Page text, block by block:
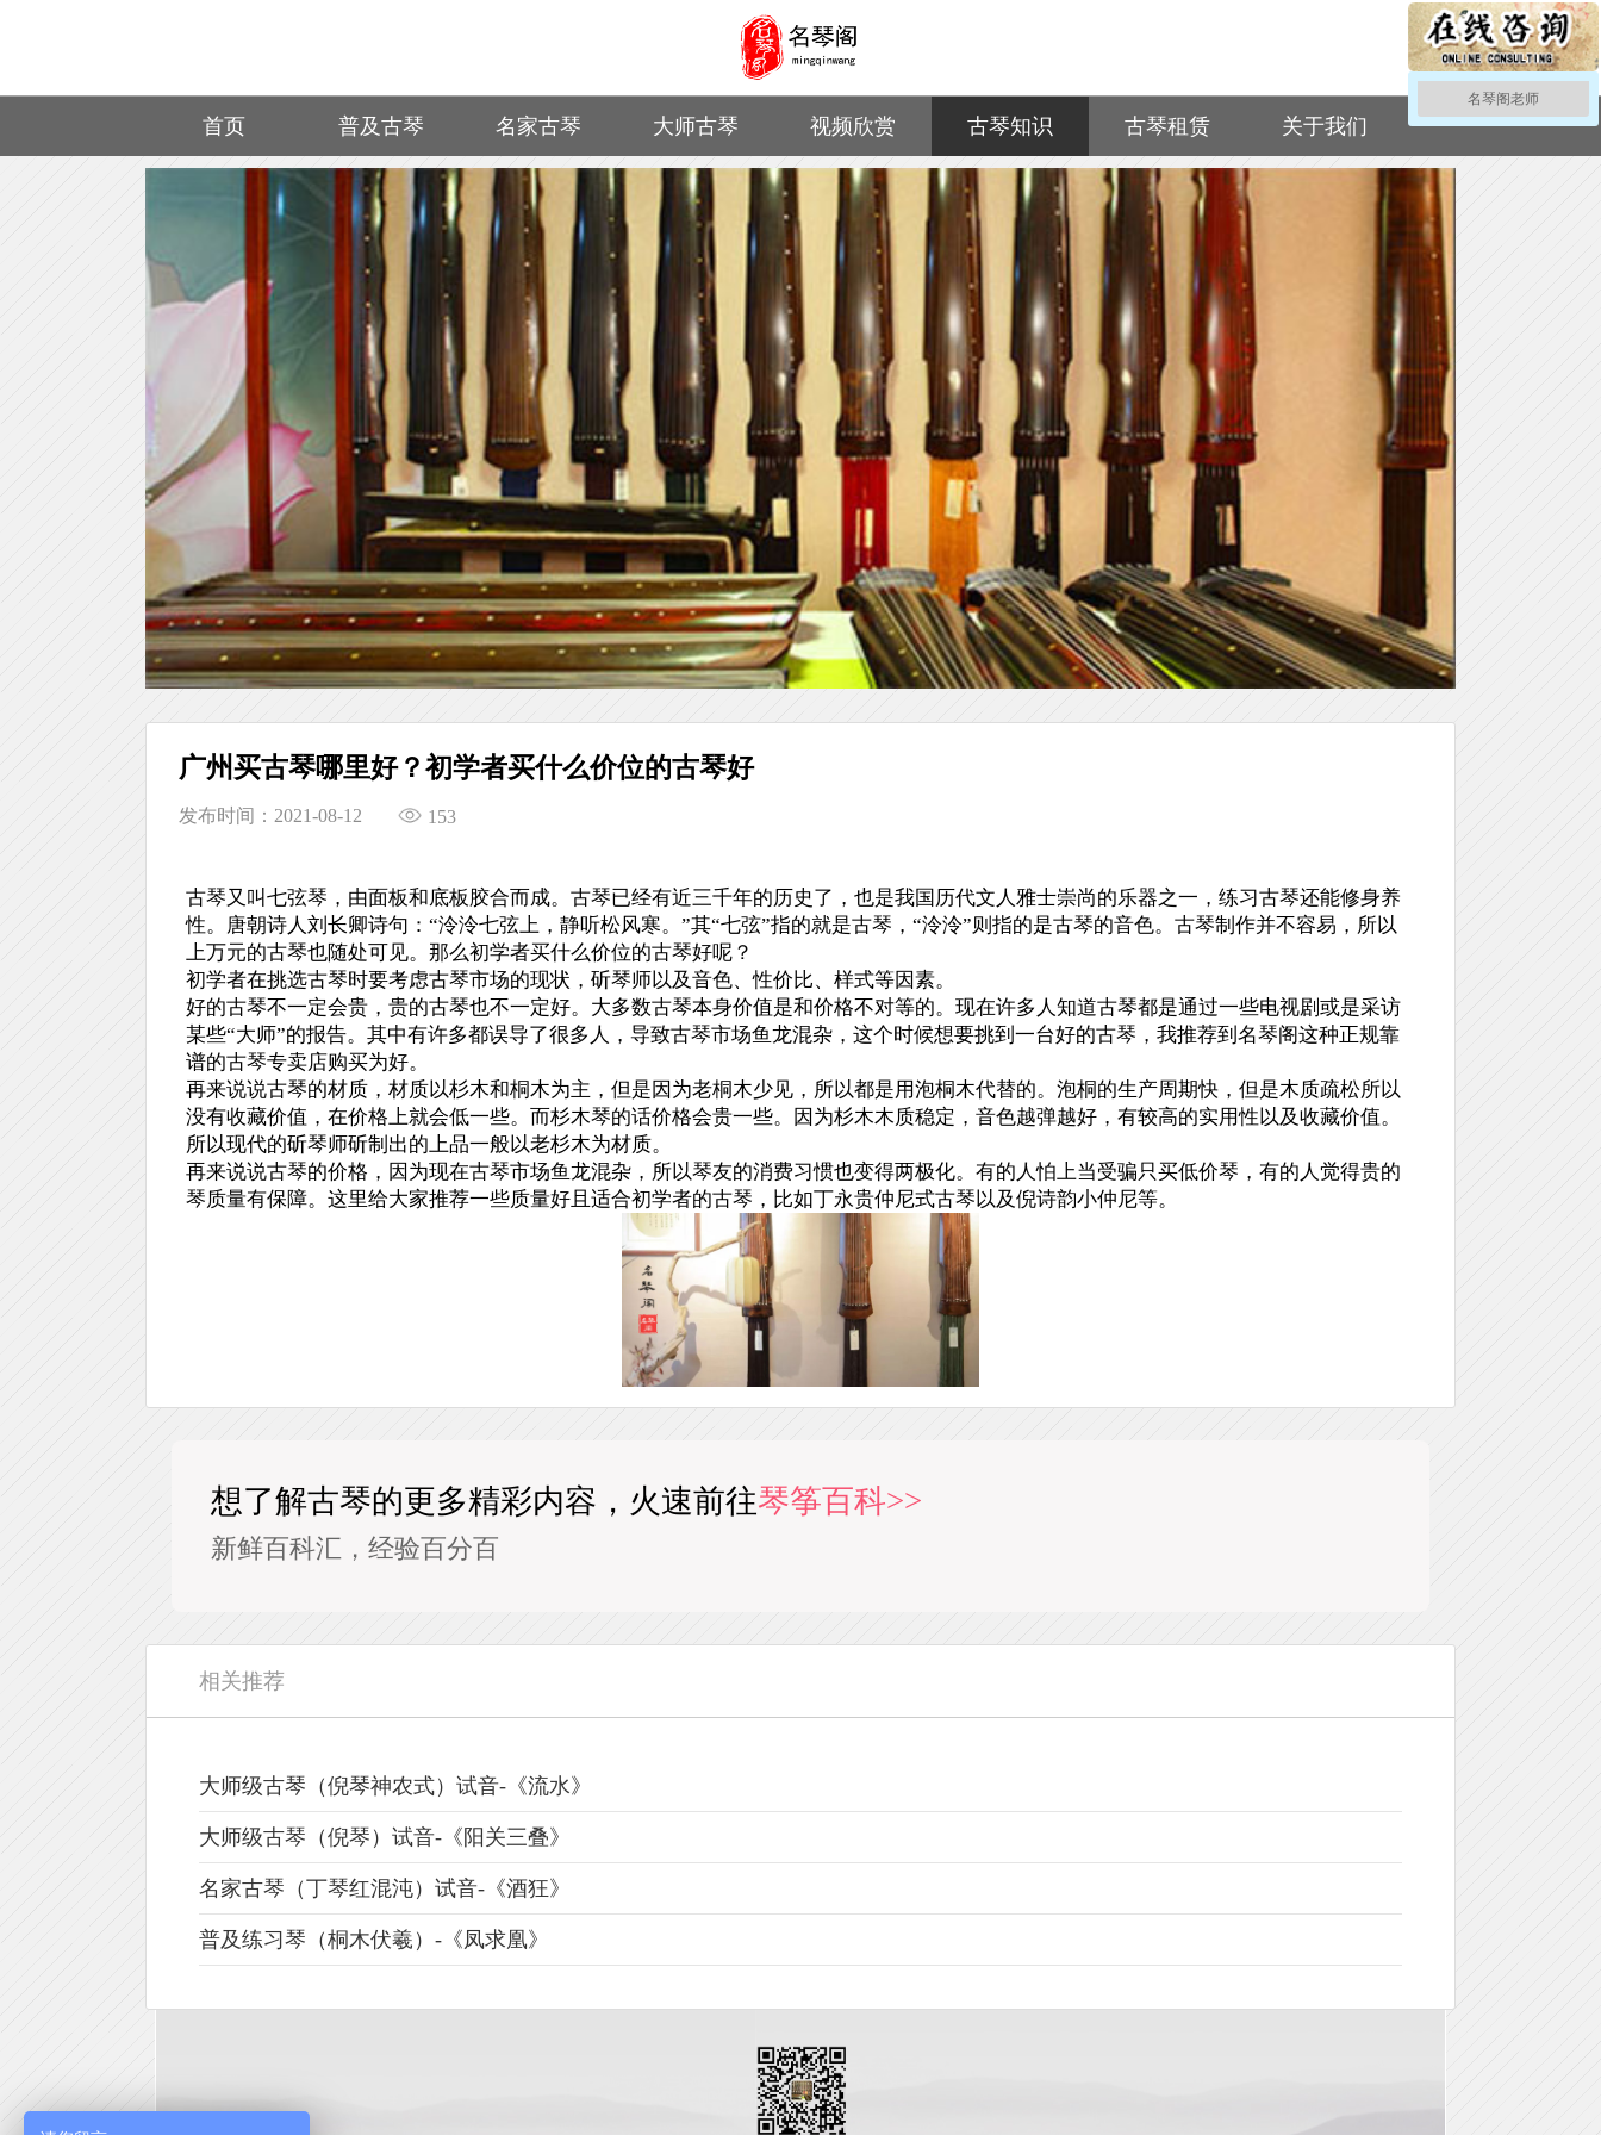
首页 普及古琴 名家古琴 大师古琴 视频欣赏 古琴知识 古琴租赁 关于我们
广州买古琴哪里好？初学者买什么价位的古琴好
发布时间：2021-08-12 153
古琴又叫七弦琴，由面板和底板胶合而成。古琴已经有近三千年的历史了，也是我国历代文人雅士崇尚的乐器之一，练习古琴还能修身养
性。唐朝诗人刘长卿诗句：“泠泠七弦上，静听松风寒。”其“七弦”指的就是古琴，“泠泠”则指的是古琴的音色。古琴制作并不容易，所以
上万元的古琴也随处可见。那么初学者买什么价位的古琴好呢？
初学者在挑选古琴时要考虑古琴市场的现状，斫琴师以及音色、性价比、样式等因素。
好的古琴不一定会贵，贵的古琴也不一定好。大多数古琴本身价值是和价格不对等的。现在许多人知道古琴都是通过一些电视剧或是采访
某些“大师”的报告。其中有许多都误导了很多人，导致古琴市场鱼龙混杂，这个时候想要挑到一台好的古琴，我推荐到名琴阁这种正规靠
谱的古琴专卖店购买为好。
再来说说古琴的材质，材质以杉木和桐木为主，但是因为老桐木少见，所以都是用泡桐木代替的。泡桐的生产周期快，但是木质疏松所以
没有收藏价值，在价格上就会低一些。而杉木琴的话价格会贵一些。因为杉木木质稳定，音色越弹越好，有较高的实用性以及收藏价值。
所以现代的斫琴师斫制出的上品一般以老杉木为材质。
再来说说古琴的价格，因为现在古琴市场鱼龙混杂，所以琴友的消费习惯也变得两极化。有的人怕上当受骗只买低价琴，有的人觉得贵的
琴质量有保障。这里给大家推荐一些质量好且适合初学者的古琴，比如丁永贵仲尼式古琴以及倪诗韵小仲尼等。
想了解古琴的更多精彩内容，火速前往琴筝百科>>
新鲜百科汇，经验百分百
相关推荐
大师级古琴（倪琴神农式）试音-《流水》
大师级古琴（倪琴）试音-《阳关三叠》
名家古琴（丁琴红混沌）试音-《酒狂》
普及练习琴（桐木伏羲）-《凤求凰》
名琴阁老师